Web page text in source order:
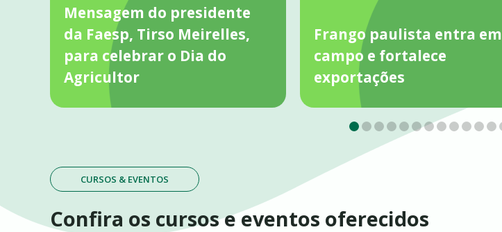
Mensagem do presidente
da Faesp, Tirso Meirelles,
para celebrar o Dia do
Agricultor
Frango paulista entra em
campo e fortalece
exportações
CURSOS & EVENTOS
Confira os cursos e eventos oferecidos